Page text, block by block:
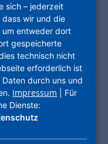
spendiert
Lernfähigkeit
und
sich – jederzeit
wir und die
um entweder dort
gespeicherte
technisch nicht
erforderlich ist
durch uns und
Impressum | Für
Dienste: